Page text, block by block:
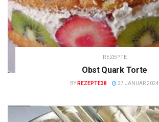
REZEPTE
Obst Quark Torte
BY REZEPTE38 27 JANUAR 2024